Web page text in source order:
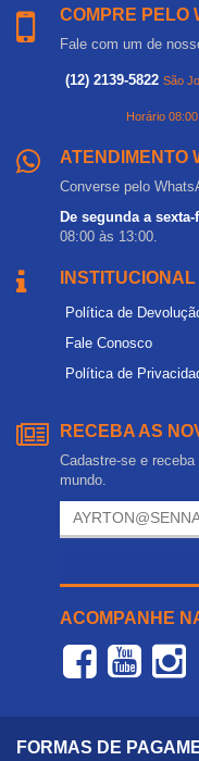
COMPRE PELO
Fale com um de
(12) 2139-5822 São
Horário
ATENDIMENTO
Converse pelo
De segunda a sexta-
08:00 às 13:00.
INSTITUCIONAL
Política de
Fale Conosco
Política de
RECEBA AS
Cadastre-se e
mundo.
ACOMPANHE
FORMAS DE